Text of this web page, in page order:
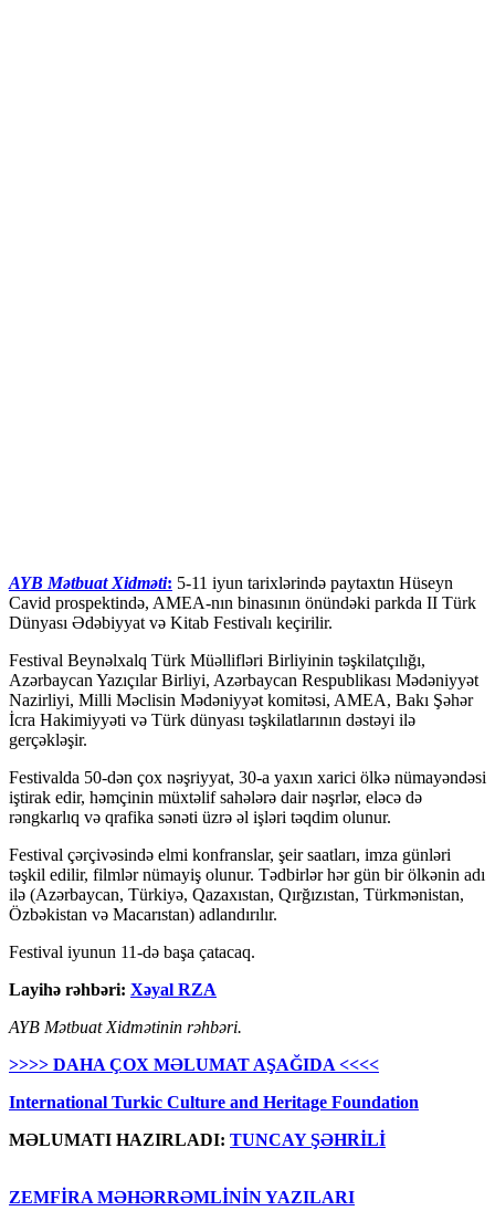
AYB Mətbuat Xidməti: 5-11 iyun tarixlərində paytaxtın Hüseyn
Cavid prospektində, AMEA-nın binasının önündəki parkda II Türk
Dünyası Ədəbiyyat və Kitab Festivalı keçirilir.
Festival Beynəlxalq Türk Müəllifləri Birliyinin təşkilatçılığı,
Azərbaycan Yazıçılar Birliyi, Azərbaycan Respublikası Mədəniyyət
Nazirliyi, Milli Məclisin Mədəniyyət komitəsi, AMEA, Bakı Şəhər
İcra Hakimiyyəti və Türk dünyası təşkilatlarının dəstəyi ilə
gerçəkləşir.
Festivalda 50-dən çox nəşriyyat, 30-a yaxın xarici ölkə nümayəndəsi
iştirak edir, həmçinin müxtəlif sahələrə dair nəşrlər, eləcə də
rəngkarlıq və qrafika sənəti üzrə əl işləri təqdim olunur.
Festival çərçivəsində elmi konfranslar, şeir saatları, imza günləri
təşkil edilir, filmlər nümayiş olunur. Tədbirlər hər gün bir ölkənin adı
ilə (Azərbaycan, Türkiyə, Qazaxıstan, Qırğızıstan, Türkmənistan,
Özbəkistan və Macarıstan) adlandırılır.
Festival iyunun 11-də başa çatacaq.
Layihə rəhbəri: Xəyal RZA
AYB Mətbuat Xidmətinin rəhbəri.
>>>> DAHA ÇOX MƏLUMAT AŞAĞIDA <<<<
International Turkic Culture and Heritage Foundation
MƏLUMATI HAZIRLADI: TUNCAY ŞƏHRİLİ
ZEMFİRA MƏHƏRRƏMLİNİN YAZILARI